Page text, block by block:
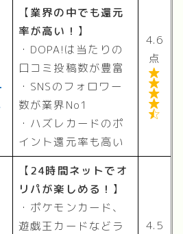
【業界の中でも還元
率が高い！ 】
・DOPA!は当たりの
口コミ投稿数が豊富
・SNSのフォロワー
数が業界No1
・ハズレカードのポ
イント還元率も高い
4.6
点





【24時間ネットでオ
リパが楽しめる！ 】
・ポケモンカード、
遊戯王カードなどラ
4.5